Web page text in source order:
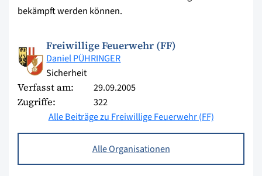
bekämpft werden können.
Freiwillige Feuerwehr (FF)
Daniel PÜHRINGER
Sicherheit
Verfasst am: 29.09.2005
Zugriffe:
322
Alle Beiträge zu Freiwillige Feuerwehr (FF)
Alle Organisationen